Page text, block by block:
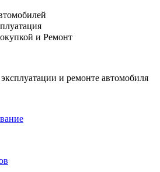
и Ремонт
и ремонте автомобиля